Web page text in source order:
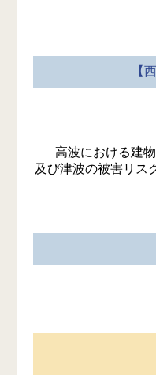
【
高波における建
及び津波の被害リス